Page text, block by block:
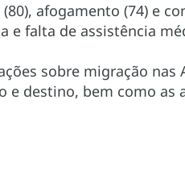
afogamento (74) e
e falta de assistência
sobre migração nas
destino, bem como as